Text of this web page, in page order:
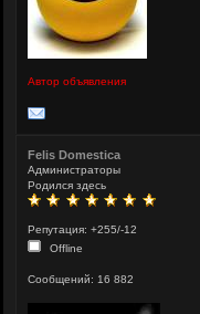
Автор объявления
Felis Domestica
Администраторы
Родился здесь
Репутация: +255/-12
Offline
Сообщений: 16 882